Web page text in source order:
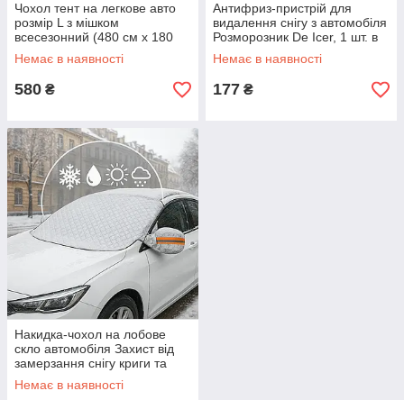
Чохол тент на легкове авто
розмір L з мішком
всесезонний (480 см x 180
см x 120 см)
Немає в наявності
580 ₴
Антифриз-пристрій для
видалення снігу з автомобіля
Розморозник De Icer, 1 шт. в
пакованні
Немає в наявності
177 ₴
Накидка-чохол на лобове
скло автомобіля Захист від
замерзання снігу криги та
сонця з поліпропілену
збыльшена з магнітами
Немає в наявності